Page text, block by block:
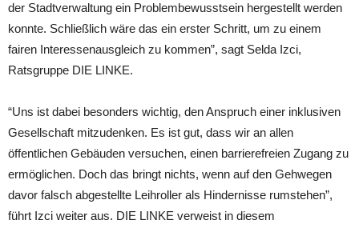
der Stadtverwaltung ein Problembewusstsein hergestellt werden
konnte. Schließlich wäre das ein erster Schritt, um zu einem
fairen Interessenausgleich zu kommen”, sagt Selda Izci,
Ratsgruppe DIE LINKE.
“Uns ist dabei besonders wichtig, den Anspruch einer inklusiven
Gesellschaft mitzudenken. Es ist gut, dass wir an allen
öffentlichen Gebäuden versuchen, einen barrierefreien Zugang zu
ermöglichen. Doch das bringt nichts, wenn auf den Gehwegen
davor falsch abgestellte Leihroller als Hindernisse rumstehen”,
führt Izci weiter aus. DIE LINKE verweist in diesem